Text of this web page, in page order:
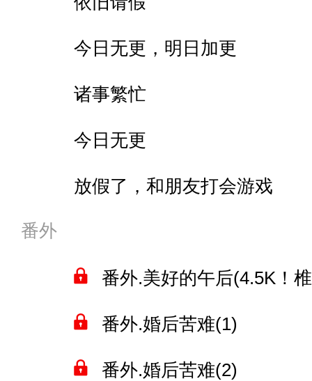
今日无更，明日加更
诸事繁忙
今日无更
放假了，和朋友打会游戏
番外
番外.美好的午后(4.5K！
番外.婚后苦难(1)
番外.婚后苦难(2)